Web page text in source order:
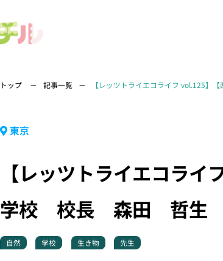
トップ 記事一覧 【レッツトライエコライフ vol.125
東京
【レッツトライエコラ
学校 校長 森田 哲生
自然 学校 生き物 先生